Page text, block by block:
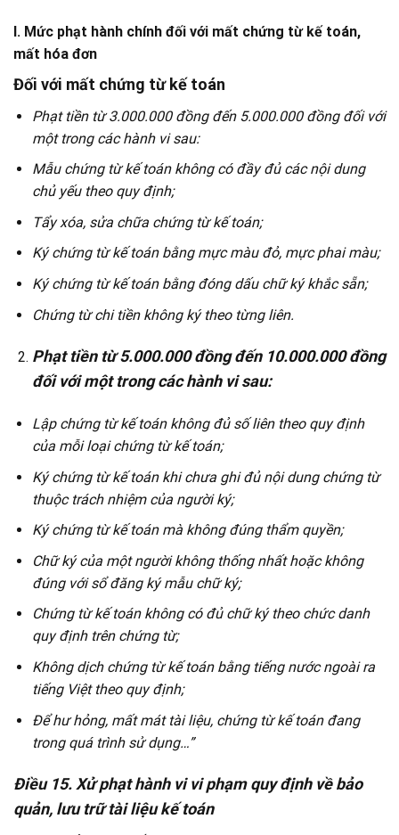
I. Mức phạt hành chính đối với mất chứng từ kế toán,
mất hóa đơn
Đối với mất chứng từ kế toán
Phạt tiền từ 3.000.000 đồng đến 5.000.000 đồng đối với
một trong các hành vi sau:
Mẫu chứng từ kế toán không có đầy đủ các nội dung
chủ yếu theo quy định;
Tẩy xóa, sửa chữa chứng từ kế toán;
Ký chứng từ kế toán bằng mực màu đỏ, mực phai màu;
Ký chứng từ kế toán bằng đóng dấu chữ ký khắc sẵn;
Chứng từ chi tiền không ký theo từng liên.
Phạt tiền từ 5.000.000 đồng đến 10.000.000 đồng
đối với một trong các hành vi sau:
Lập chứng từ kế toán không đủ số liên theo quy định
của mỗi loại chứng từ kế toán;
Ký chứng từ kế toán khi chưa ghi đủ nội dung chứng từ
thuộc trách nhiệm của người ký;
Ký chứng từ kế toán mà không đúng thẩm quyền;
Chữ ký của một người không thống nhất hoặc không
đúng với sổ đăng ký mẫu chữ ký;
Chứng từ kế toán không có đủ chữ ký theo chức danh
quy định trên chứng từ;
Không dịch chứng từ kế toán bằng tiếng nước ngoài ra
tiếng Việt theo quy định;
Để hư hỏng, mất mát tài liệu, chứng từ kế toán đang
trong quá trình sử dụng…”
Điều 15. Xử phạt hành vi vi phạm quy định về bảo
quản, lưu trữ tài liệu kế toán